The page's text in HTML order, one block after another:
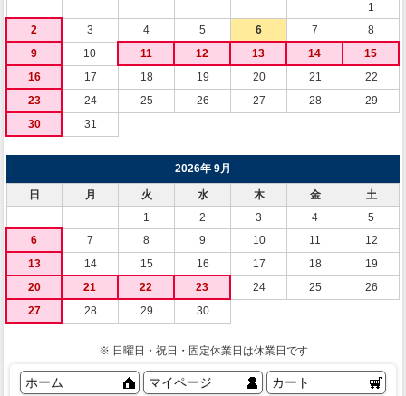
1
2
3 4 5 6 7
8
9
10 11 12 13 14
15
16
17 18 19 20 21
22
23
24 25 26 27 28
29
30
31
2026年 9月
日 月 火 水 木 金
土
1
2 3 4
5
6
7 8 9 10 11
12
13
14 15 16 17 18
19
20
21 22 23 24 25
26
27
28 29 30
※ 日曜日・祝日・固定休業日は休業日です
ホーム マイページ カート